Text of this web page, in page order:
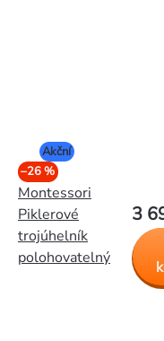
Akční
–26 %
Montessori
Piklerové
trojúhelník
polohovatelný
3